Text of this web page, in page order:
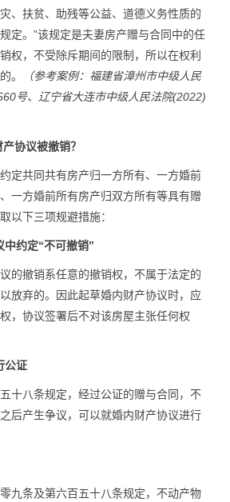
、扶贫、助残等公益、道德义务性质的
定。”该规定是夫妻房产赠与合同中的任
权，不受除斥期间的限制，所以在权利
。
（参考案例：福建省漳州市中级人民
号、辽宁省大连市中级人民法院(2022)
协议被撤销？
定共同共有房产归一方所有、一方婚前
一方婚前所有房产归双方所有等具有赠
以下三项规避措施：
中约定“不可撤销”
的撤销系任意的撤销权，不属于法定的
放弃的。因此起草婚内财产协议时，应
，协议签署后不对该房屋主张任何权
公证
十八条规定，经过公证的赠与合同，不
后产生争议，可以就婚内财产协议进行
九条及第六百五十八条规定，不动产物